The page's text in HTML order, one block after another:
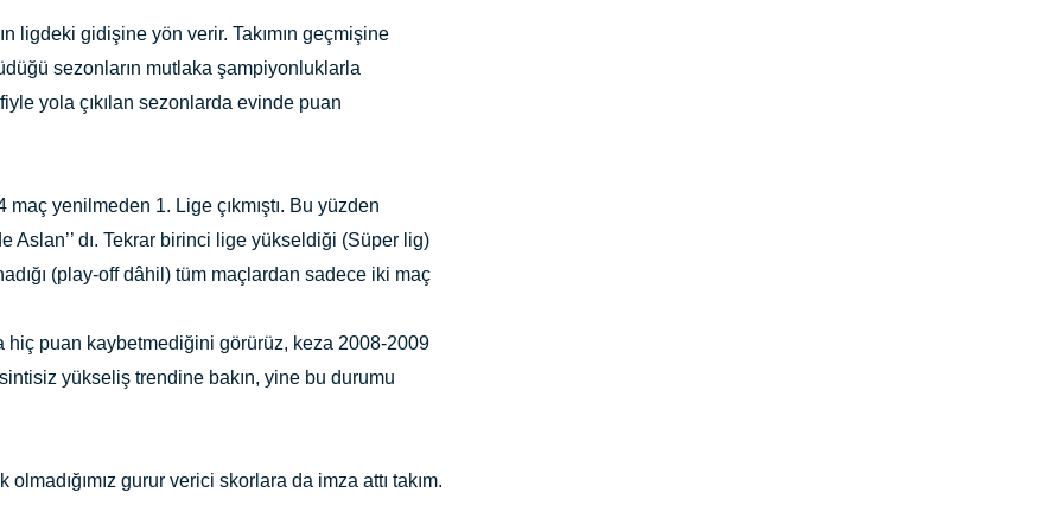
ligdeki gidişine yön verir. Takımın geçmişine
sezonların mutlaka şampiyonluklarla
yola çıkılan sezonlarda evinde puan
yenilmeden 1. Lige çıkmıştı. Bu yüzden
Aslan’’ dı. Tekrar birinci lige yükseldiği (Süper lig)
(play-off dâhil) tüm maçlardan sadece iki maç
hiç puan kaybetmediğini görürüz, keza 2008-2009
yükseliş trendine bakın, yine bu durumu
gurur verici skorlara da imza attı takım.